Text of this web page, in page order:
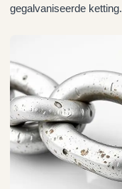
gegalvaniseerde ketting.